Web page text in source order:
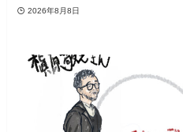
2026年8月8日